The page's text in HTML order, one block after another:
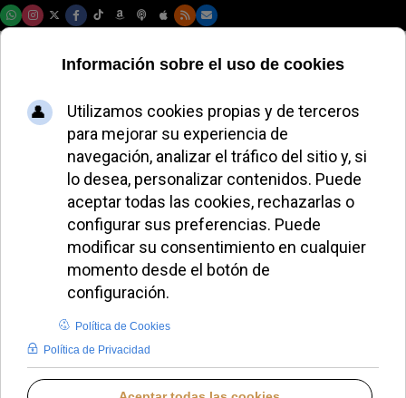
Argüello: más
derechos para los
animales que para
los bebés
JAVIER RUIZ ARREGUI
DEFENSA DE LA VIDA
LUNES, 29 DICIEMBRE 2025 13:44